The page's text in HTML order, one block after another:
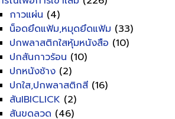
กาวแผ่น (4)
น็อดยึดแฟ้ม,หมุดยึดแฟ้ม (33)
ปกพลาสติกใสหุ้มหนังสือ (10)
ปกสันกาวร้อน (10)
ปกหนังช้าง (2)
ปกใส,ปกพลาสติกสี (16)
สันIBICLICK (2)
สันขดลวด (46)